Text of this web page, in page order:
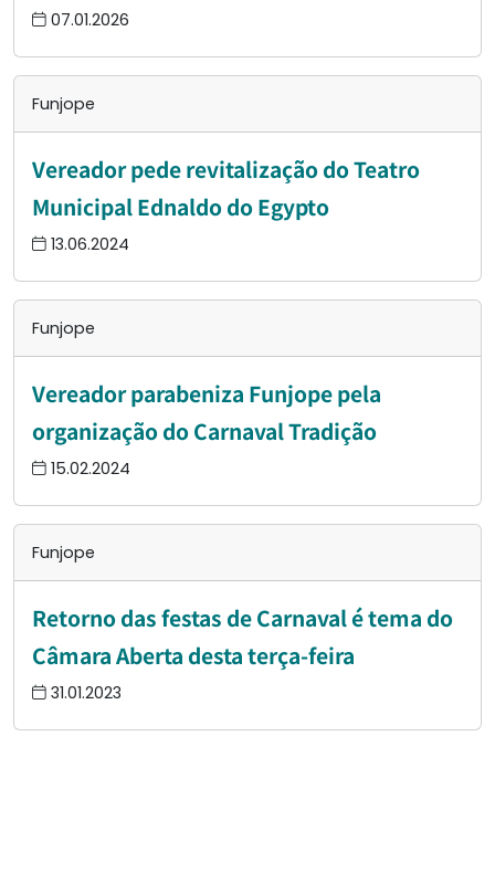
07.01.2026
Funjope
Vereador pede revitalização do Teatro
Municipal Ednaldo do Egypto
13.06.2024
Funjope
Vereador parabeniza Funjope pela
organização do Carnaval Tradição
15.02.2024
Funjope
Retorno das festas de Carnaval é tema do
Câmara Aberta desta terça-feira
31.01.2023